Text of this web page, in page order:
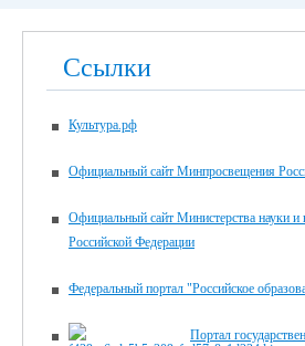
Ссылки
Культура.рф
Официальный сайт Минпросвещения
Официальный сайт Министерства науки и
Российской Федерации
Федеральный портал "Российское
Портал